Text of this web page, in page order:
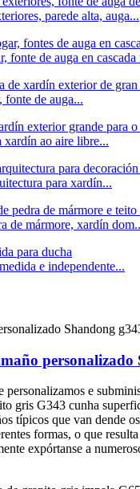
parede alta, auga...
fonte de auga en cascada
fonte de auga...
xardín ao aire libre...
para xardín...
de mármore, xardín
e independente...
e
gris G343 cunha
típicos que van dende
formas, o que
expórtanse a